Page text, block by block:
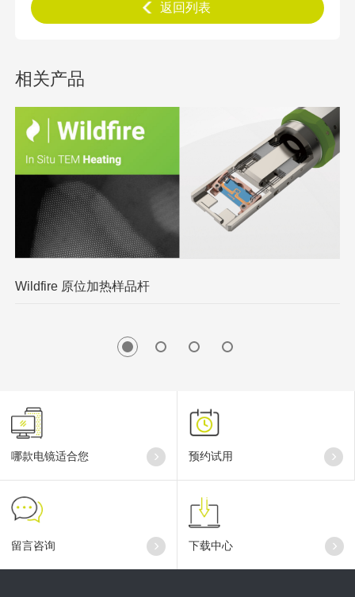
返回列表
相关产品
Wildfire 原位加热样品杆
哪款电镜适合您 预约试用
留言咨询 下载中心